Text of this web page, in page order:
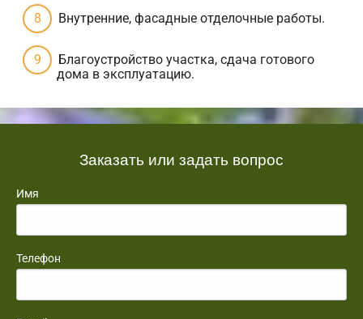
Внутренние, фасадные отделочные работы.
Благоустройство участка, сдача готового
дома в эксплуатацию.
Заказать или задать вопрос
Имя
Телефон